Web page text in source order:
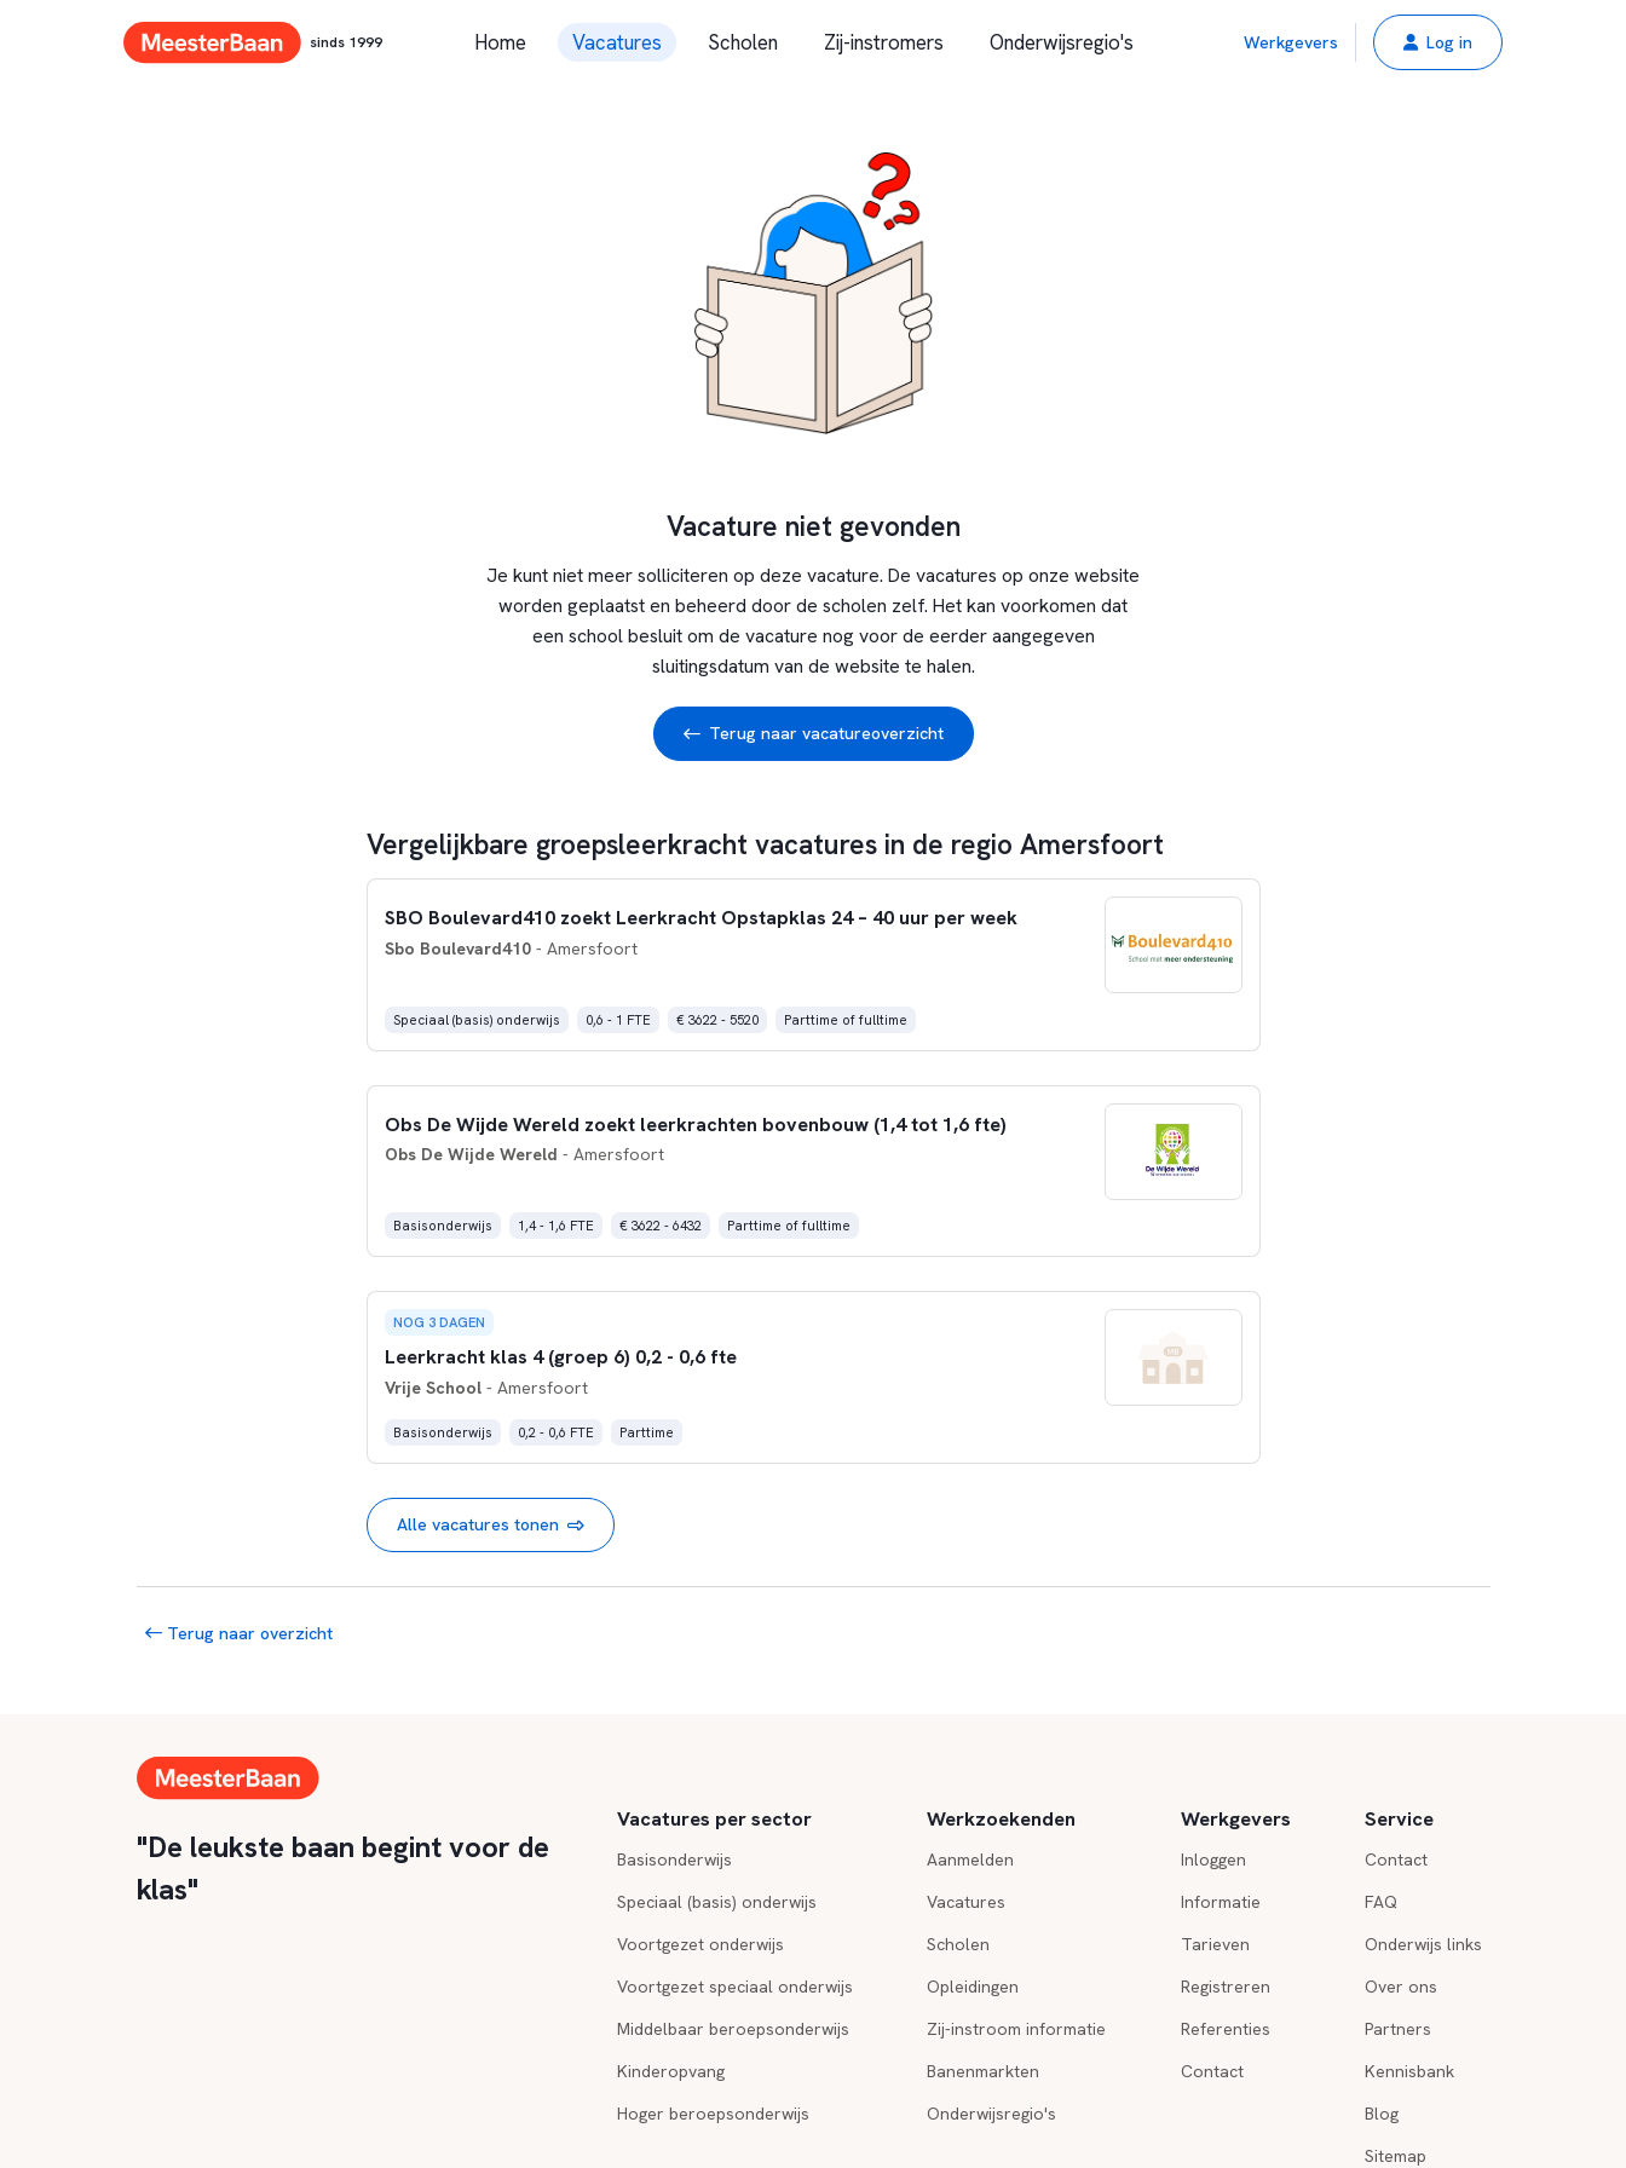
sinds 1999 Home Vacatures Scholen Zij-instromers Onderwijsregio's Werkgevers Log in
Vacature niet gevonden
Je kunt niet meer solliciteren op deze vacature. De vacatures op onze website
worden geplaatst en beheerd door de scholen zelf. Het kan voorkomen dat
een school besluit om de vacature nog voor de eerder aangegeven
sluitingsdatum van de website te halen.
Terug naar vacatureoverzicht
Vergelijkbare groepsleerkracht vacatures in de regio Amersfoort
SBO Boulevard410 zoekt Leerkracht Opstapklas 24 – 40 uur per week
Sbo Boulevard410- Amersfoort
Speciaal (basis) onderwijs 0,6 - 1 FTE € 3622 - 5520 Parttime of fulltime
Obs De Wijde Wereld zoekt leerkrachten bovenbouw (1,4 tot 1,6 fte)
Obs De Wijde Wereld - Amersfoort
Basisonderwijs 1,4 - 1,6 FTE € 3622 - 6432 Parttime of fulltime
NOG 3 DAGEN
Leerkracht klas 4 (groep 6) 0,2 - 0,6 fte
Vrije School- Amersfoort
Basisonderwijs 0,2 - 0,6 FTE Parttime
Alle vacatures tonen
Terug naar overzicht
"De leukste baan begint voor de
klas"
Vacatures per sector
Basisonderwijs
Speciaal (basis) onderwijs
Voortgezet onderwijs
Voortgezet speciaal onderwijs
Middelbaar beroepsonderwijs
Kinderopvang
Hoger beroepsonderwijs
Werkzoekenden
Aanmelden
Vacatures
Scholen
Opleidingen
Zij-instroom informatie
Banenmarkten
Onderwijsregio's
Werkgevers
Inloggen
Informatie
Tarieven
Registreren
Referenties
Contact
Service
Contact
FAQ
Onderwijs links
Over ons
Partners
Kennisbank
Blog
Sitemap